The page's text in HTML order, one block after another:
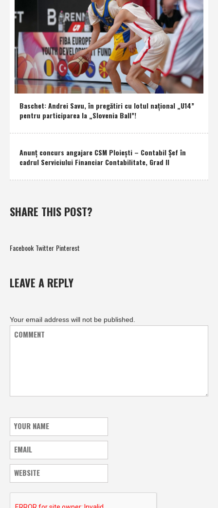
Baschet: Andrei Savu, în pregătiri cu lotul naţional „U14”
pentru participarea la „Slovenia Ball”!
Anunţ concurs angajare CSM Ploieşti – Contabil Şef în
cadrul Serviciului Financiar Contabilitate, Grad II
SHARE THIS POST?
Facebook Twitter Pinterest
LEAVE A REPLY
Your email address will not be published.